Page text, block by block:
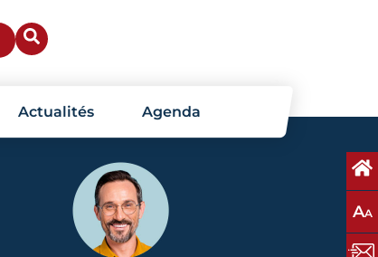
Actualités Agenda
AA